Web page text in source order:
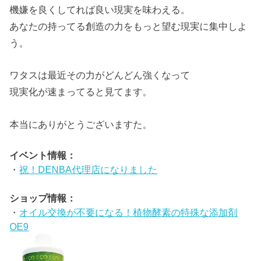
機嫌を良くしてれば良い現実を味わえる。
あなたの持ってる創造の力をもっと望む現実に集中しよ
う。
ワタスは最近その力がどんどん強くなって
現実化が速まってると見てます。
本当にありがとうございますた。
イベント情報：
・祝！DENBA代理店になりました
ショップ情報：
・ オイル交換が不要になる！植物酵素の特殊な添加剤
OE9